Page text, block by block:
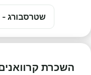
שטרסבורג -
השכרת